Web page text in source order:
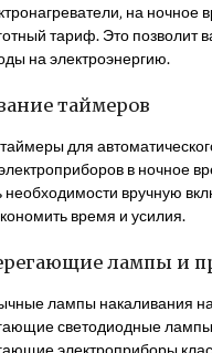
на ночное
тариф. Это позволит
на электроэнергию.
таймеров
для
в ночное
необходимости вручную
время и усилия.
лампы и
лампы накаливания на
светодиодные
электроприборы